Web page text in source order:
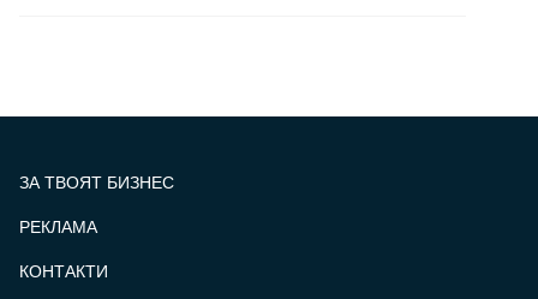
ЗА ТВОЯТ БИЗНЕС
РЕКЛАМА
КОНТАКТИ